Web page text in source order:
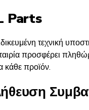
Parts
τεχνική
προσφέρει
κάθε προϊόν.